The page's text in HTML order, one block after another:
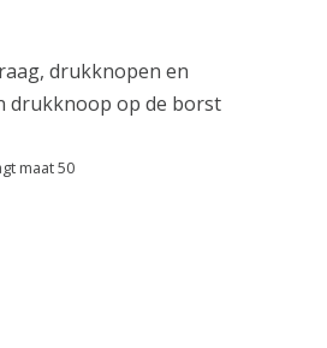
drukknopen en
drukknoop op de borst
maat 50